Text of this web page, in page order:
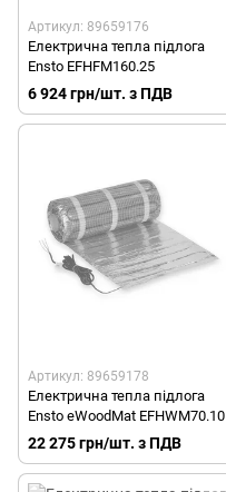
Артикул: 89659176
Електрична тепла підлога
Ensto EFHFM160.25
6 924 грн/шт. з ПДВ
Артикул: 89659178
Електрична тепла підлога
Ensto eWoodMat EFHWM70.10
22 275 грн/шт. з ПДВ